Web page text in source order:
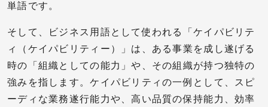
単語です。
そして、ビジネス用語として使われる「ケイパビリテ
ィ（ケイパビリティー）」は、ある事業を成し遂げる
時の「組織としての能力」や、その組織が持つ独特の
強みを指します。ケイパビリティの一例として、スピ
ーディな業務遂行能力や、高い品質の保持能力、効率